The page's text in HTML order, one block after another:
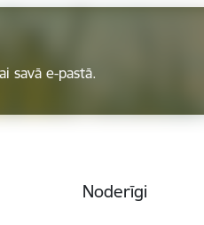
savā e-pastā.
Noderīgi